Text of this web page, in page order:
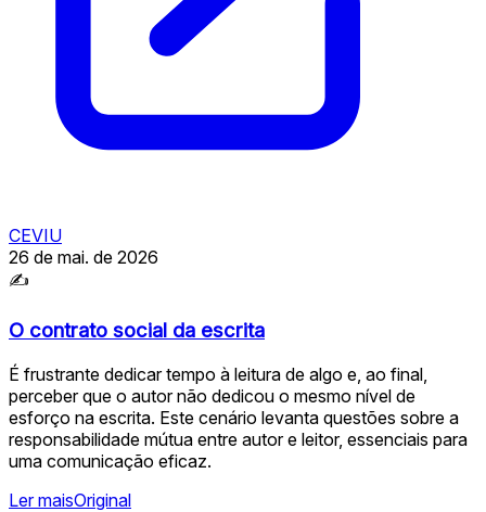
CEVIU
26 de mai. de 2026
✍
O contrato social da escrita
É frustrante dedicar tempo à leitura de algo e, ao final,
perceber que o autor não dedicou o mesmo nível de
esforço na escrita. Este cenário levanta questões sobre a
responsabilidade mútua entre autor e leitor, essenciais para
uma comunicação eficaz.
Ler maisOriginal